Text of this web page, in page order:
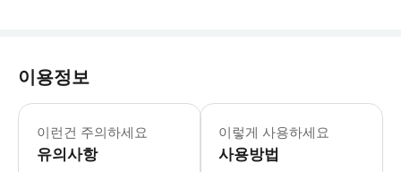
이용정보
이런건 주의하세요
유의사항
▶ 꼭 알아두세요 * 숙소 내 무료 망루
이렇게 사용하세요
사용방법